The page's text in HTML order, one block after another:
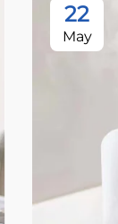
22
May